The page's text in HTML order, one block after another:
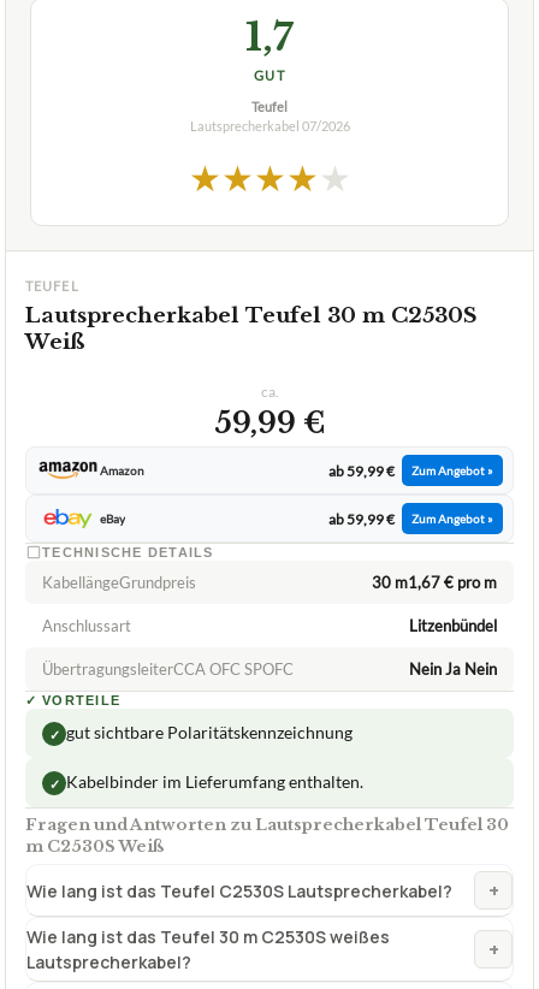
1,7
GUT
Teufel
Lautsprecherkabel 07/2026
★★★★★
TEUFEL
Lautsprecherkabel Teufel 30 m C2530S
Weiß
ca.
59,99 €
Amazon ab 59,99 € Zum Angebot »
eBay ab 59,99 € Zum Angebot »
TECHNISCHE DETAILS
KabellängeGrundpreis 30 m1,67 € pro m
Anschlussart Litzenbündel
ÜbertragungsleiterCCA OFC SPOFC Nein Ja Nein
✓ VORTEILE
✓ gut sichtbare Polaritätskennzeichnung
✓ Kabelbinder im Lieferumfang enthalten.
Fragen und Antworten zu Lautsprecherkabel Teufel 30
m C2530S Weiß
Wie lang ist das Teufel C2530S Lautsprecherkabel? +
Wie lang ist das Teufel 30 m C2530S weißes
Lautsprecherkabel?
+